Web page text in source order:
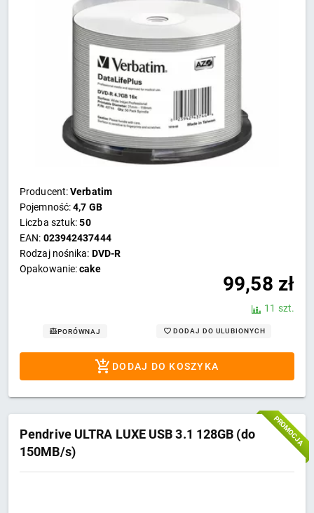
Producent:Verbatim
Pojemność:4,7 GB
Liczba sztuk:50
EAN: 023942437444
Rodzaj nośnika: DVD-R
Opakowanie:cake
99,58 zł
11 szt.
PORÓWNAJ DODAJ DO ULUBIONYCH
DODAJ DO KOSZYKA
Pendrive ULTRA LUXE USB 3.1 128GB (do
150MB/s)
PROMOCJA